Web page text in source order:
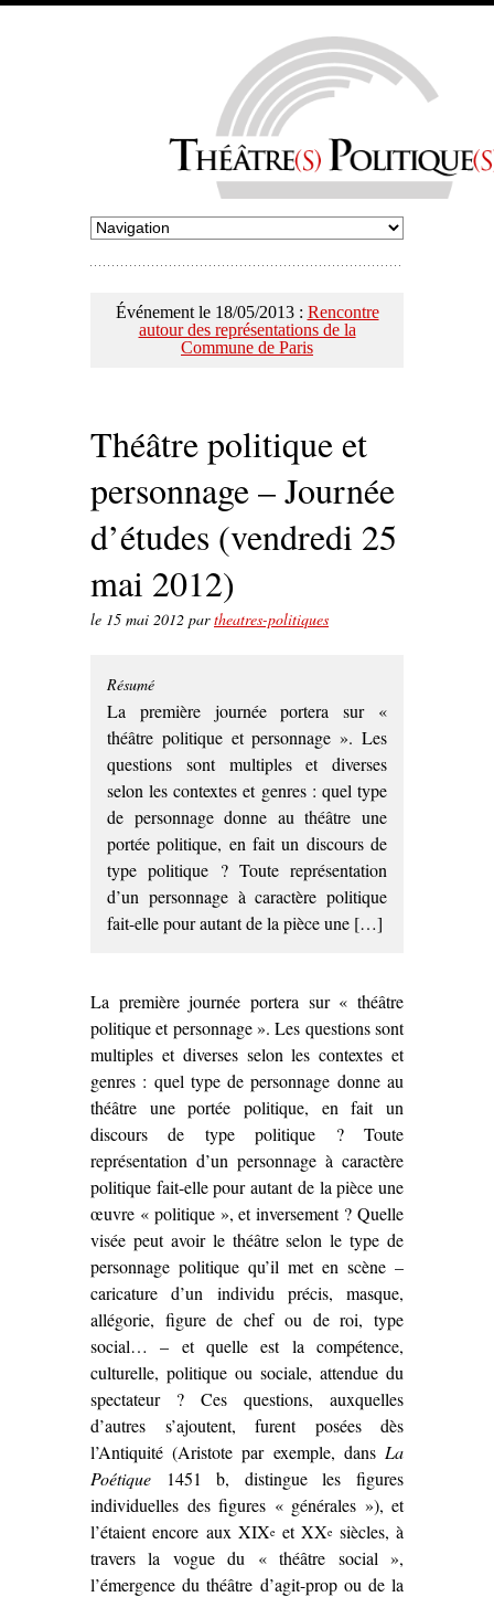
Événement le 18/05/2013 : Rencontre
autour des représentations de la
Commune de Paris
Théâtre politique et
personnage – Journée
d’études (vendredi 25
mai 2012)
le 15 mai 2012 partheatres-politiques
Résumé
La première journée portera sur «
théâtre politique et personnage ». Les
questions sont multiples et diverses
selon les contextes et genres : quel type
de personnage donne au théâtre une
portée politique, en fait un discours de
type politique ? Toute représentation
d’un personnage à caractère politique
fait-elle pour autant de la pièce une […]
La première journée portera sur « théâtre
politique et personnage ». Les questions sont
multiples et diverses selon les contextes et
genres : quel type de personnage donne au
théâtre une portée politique, en fait un
discours de type politique ? Toute
représentation d’un personnage à caractère
politique fait-elle pour autant de la pièce une
œuvre « politique », et inversement ? Quelle
visée peut avoir le théâtre selon le type de
personnage politique qu’il met en scène –
caricature d’un individu précis, masque,
allégorie, figure de chef ou de roi, type
social… – et quelle est la compétence,
culturelle, politique ou sociale, attendue du
spectateur ? Ces questions, auxquelles
d’autres s’ajoutent, furent posées dès
l’Antiquité (Aristote par exemple, dans La
Poétique 1451 b, distingue les figures
individuelles des figures « générales »), et
l’étaient encore aux XIXe et XXe siècles, à
travers la vogue du « théâtre social »,
l’émergence du théâtre d’agit-prop ou de la